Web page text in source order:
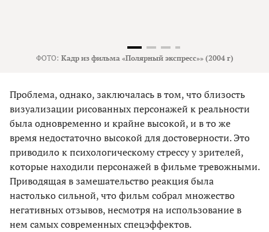
ФОТО: Кадр из фильма «Полярный экспресс»» (2004 г)
Проблема, однако, заключалась в том, что близость
визуализации рисованных персонажей к реальности
была одновременно и крайне высокой, и в то же
время недостаточно высокой для достоверности. Это
приводило к психологическому стрессу у зрителей,
которые находили персонажей в фильме тревожными.
Приводящая в замешательство реакция была
настолько сильной, что фильм собрал множество
негативных отзывов, несмотря на использование в
нем самых современных спецэффектов.